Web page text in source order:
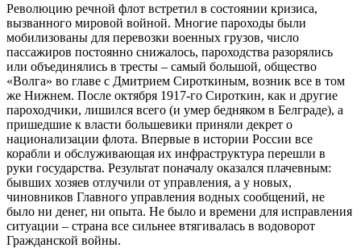
Революцию речной флот встретил в состоянии кризиса,
вызванного мировой войной. Многие пароходы были
мобилизованы для перевозки военных грузов, число
пассажиров постоянно снижалось, пароходства разорялись
или объединялись в тресты – самый большой, общество
«Волга» во главе с Дмитрием Сироткиным, возник все в том
же Нижнем. После октября 1917-го Сироткин, как и другие
пароходчики, лишился всего (и умер бедняком в Белграде), а
пришедшие к власти большевики приняли декрет о
национализации флота. Впервые в истории России все
корабли и обслуживающая их инфраструктура перешли в
руки государства. Результат поначалу оказался плачевным:
бывших хозяев отлучили от управления, а у новых,
чиновников Главного управления водных сообщений, не
было ни денег, ни опыта. Не было и времени для исправления
ситуации – страна все сильнее втягивалась в водоворот
Гражданской войны.